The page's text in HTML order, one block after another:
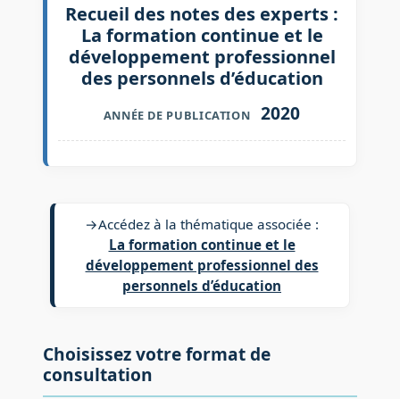
Recueil des notes des experts :
La formation continue et le
développement professionnel
des personnels d’éducation
ANNÉE DE PUBLICATION 2020
→Accédez à la thématique associée :
La formation continue et le
développement professionnel des
personnels d’éducation
Choisissez votre format de
consultation